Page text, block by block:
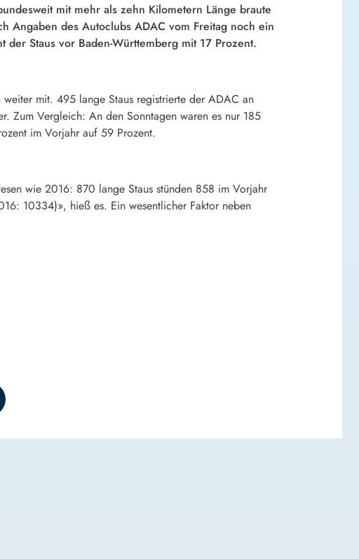
mit mehr als zehn Kilometern Länge braute
Angaben des Autoclubs ADAC vom Freitag noch ein
Staus vor Baden-Württemberg mit 17 Prozent.
mit. 495 lange Staus registrierte der ADAC an
Zum Vergleich: An den Sonntagen waren es nur 185
im Vorjahr auf 59 Prozent.
wie 2016: 870 lange Staus stünden 858 im Vorjahr
10334)», hieß es. Ein wesentlicher Faktor neben